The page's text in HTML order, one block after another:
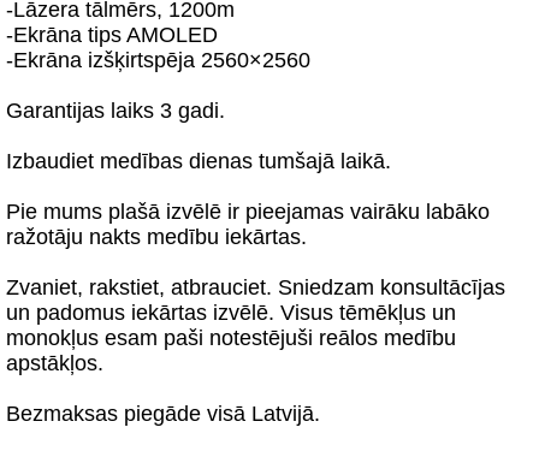
-Lāzera tālmērs, 1200m
-Ekrāna tips AMOLED
-Ekrāna izšķirtspēja 2560×2560
Garantijas laiks 3 gadi.
Izbaudiet medības dienas tumšajā laikā.
Pie mums plašā izvēlē ir pieejamas vairāku labāko
ražotāju nakts medību iekārtas.
Zvaniet, rakstiet, atbrauciet. Sniedzam konsultācījas
un padomus iekārtas izvēlē. Visus tēmēkļus un
monokļus esam paši notestējuši reālos medību
apstākļos.
Bezmaksas piegāde visā Latvijā.